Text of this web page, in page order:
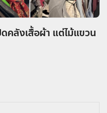
คลังเสื้อผ้า แต่ไม้แขวน